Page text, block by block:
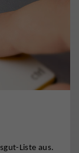
Liste aus.